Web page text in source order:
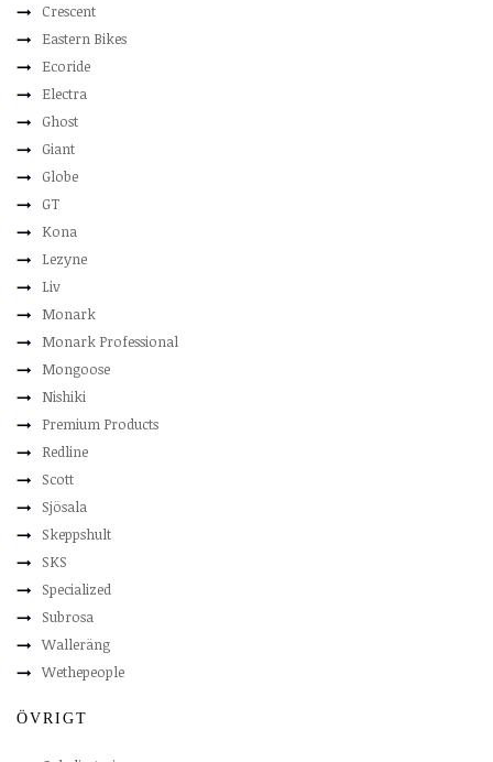
Crescent
Eastern Bikes
Ecoride
Electra
Ghost
Giant
Globe
GT
Kona
Lezyne
Liv
Monark
Monark Professional
Mongoose
Nishiki
Premium Products
Redline
Scott
Sjösala
Skeppshult
SKS
Specialized
Subrosa
Walleräng
Wethepeople
ÖVRIGT